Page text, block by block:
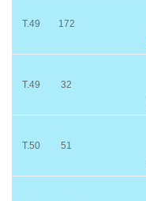
T.49 172
T.49 32
T.50 51